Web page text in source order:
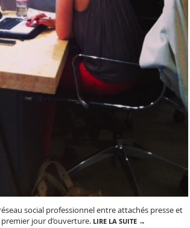
social professionnel entre attachés presse et
jour d’ouverture. LIRE LA SUITE →